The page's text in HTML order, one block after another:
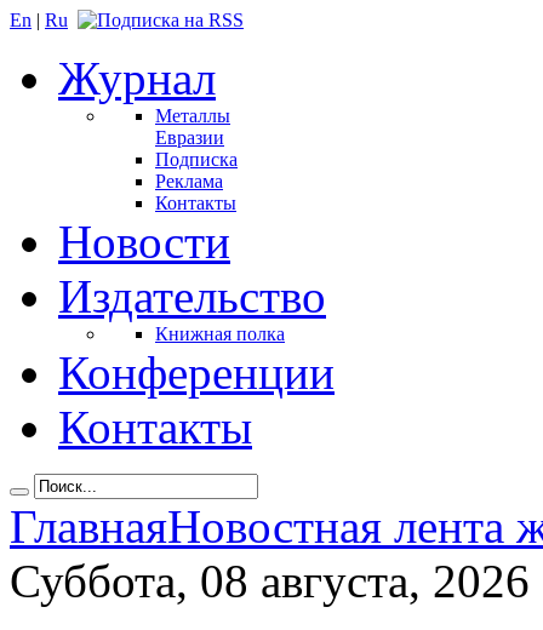
En | Ru
Журнал
Металлы
Евразии
Подписка
Реклама
Контакты
Новости
Издательство
Книжная полка
Конференции
Контакты
ГлавнаяНовостная лента
Суббота, 08 августа, 2026